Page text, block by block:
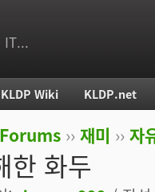
IT...
치
Forums ›› 재미 ›› 자
한 화두
KLDP Wiki KLDP.net